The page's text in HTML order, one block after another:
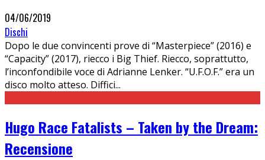
04/06/2019
Dischi
Dopo le due convincenti prove di “Masterpiece” (2016) e
“Capacity” (2017), riecco i Big Thief. Riecco, soprattutto,
l’inconfondibile voce di Adrianne Lenker. “U.F.O.F.” era un
disco molto atteso. Diffici...
Hugo Race Fatalists – Taken by the Dream:
Recensione